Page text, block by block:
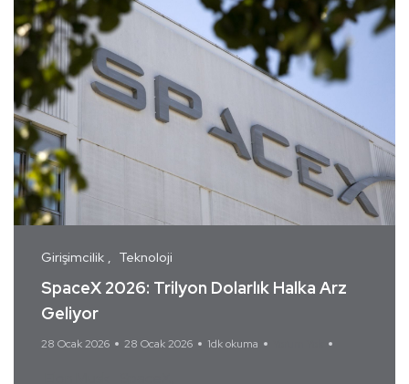
Girişimcilik Teknoloji
SpaceX 2026: Trilyon Dolarlık Halka Arz
Geliyor
28 Ocak 2026 28 Ocak 2026 1dk okuma